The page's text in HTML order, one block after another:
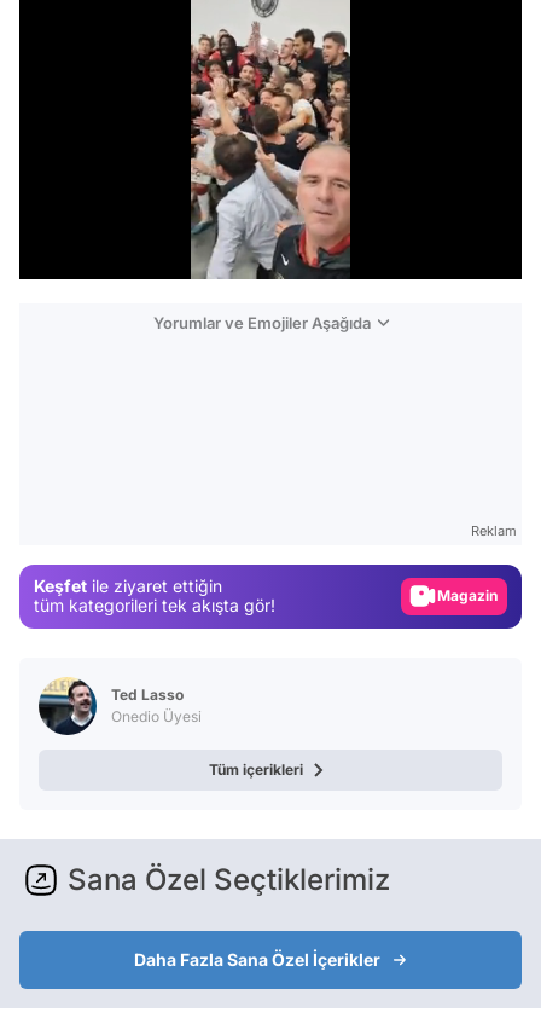
Yorumlar ve Emojiler Aşağıda
Reklam
Keşfet ile ziyaret ettiğin
tüm kategorileri tek akışta gör!
Magazin
Ted Lasso
Onedio Üyesi
Tüm içerikleri
Sana Özel Seçtiklerimiz
Daha Fazla Sana Özel İçerikler